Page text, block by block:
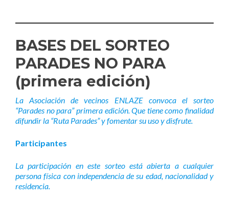
BASES DEL SORTEO
PARADES NO PARA
(primera edición)
La Asociación de vecinos ENLAZE convoca el sorteo
“Parades no para” primera edición. Que tiene como finalidad
difundir la “Ruta Parades” y fomentar su uso y disfrute.
Participantes
La participación en este sorteo está abierta a cualquier
persona física con independencia de su edad, nacionalidad y
residencia.